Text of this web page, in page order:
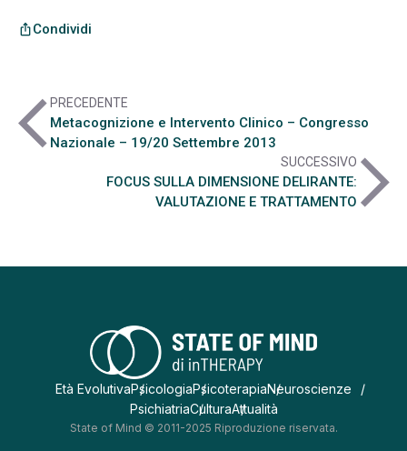
ios_shareCondividi
arrow_back_iosPRECEDENTE
Metacognizione e Intervento Clinico – Congresso
Nazionale – 19/20 Settembre 2013
SUCCESSIVO
FOCUS SULLA DIMENSIONE DELIRANTE:
VALUTAZIONE E TRATTAMENTOarrow_forward_ios
Età EvolutivaPsicologiaPsicoterapiaNeuroscienze
PsichiatriaCulturaAttualità
State of Mind © 2011-2025 Riproduzione riservata.